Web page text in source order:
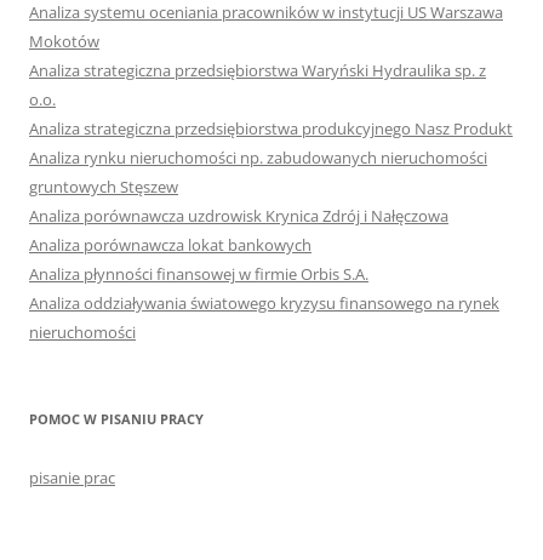
Analiza systemu oceniania pracowników w instytucji US Warszawa
Mokotów
Analiza strategiczna przedsiębiorstwa Waryński Hydraulika sp. z
o.o.
Analiza strategiczna przedsiębiorstwa produkcyjnego Nasz Produkt
Analiza rynku nieruchomości np. zabudowanych nieruchomości
gruntowych Stęszew
Analiza porównawcza uzdrowisk Krynica Zdrój i Nałęczowa
Analiza porównawcza lokat bankowych
Analiza płynności finansowej w firmie Orbis S.A.
Analiza oddziaływania światowego kryzysu finansowego na rynek
nieruchomości
POMOC W PISANIU PRACY
pisanie prac